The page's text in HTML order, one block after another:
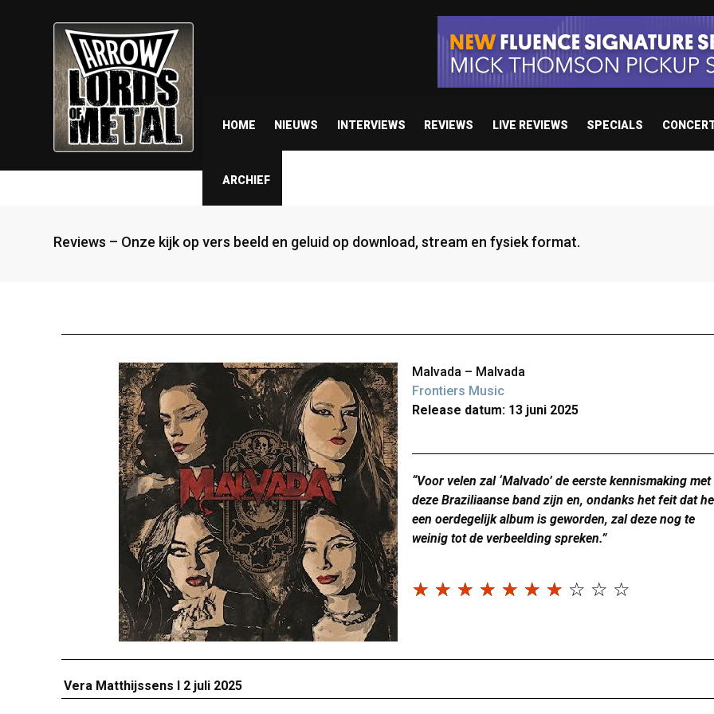
HOME NIEUWS INTERVIEWS REVIEWS LIVE REVIEWS SPECIALS
ARCHIEF
Reviews – Onze kijk op vers beeld en geluid op download, stream en fysiek format.
Malvada – Malvada
Frontiers Music
Release datum: 13 juni 2025
“Voor velen zal ‘Malvado’ de eerste kennismaking met
deze Braziliaanse band zijn en, ondanks het feit dat
een oerdegelijk album is geworden, zal deze nog te
weinig tot de verbeelding spreken.”
☆ ☆ ☆ ☆ ☆ ☆ ☆ ☆ ☆ ☆
Vera Matthijssens I 2 juli 2025